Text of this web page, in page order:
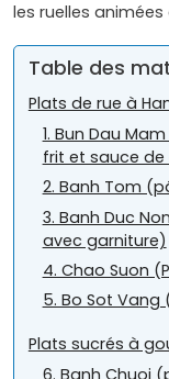
les ruelles
Table des
Plats de rue à
1. Bun Dau
frit et sauce
2. Banh Tom
3. Banh Duc
avec garniture)
4. Chao Suon
5. Bo Sot
Plats sucrés à
6. Banh Chuoi